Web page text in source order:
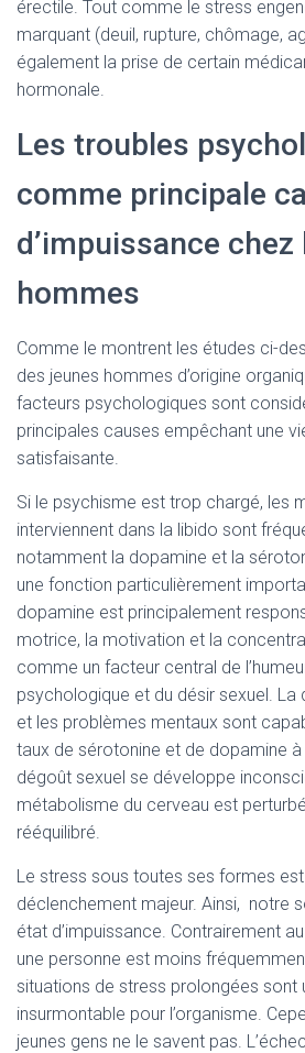
érectile. Tout comme le stress
marquant (deuil, rupture, chômage,
également la prise de certain
hormonale.
Les troubles
comme principale
d’impuissance chez
hommes
Comme le montrent les études ci-
des jeunes hommes d’origine
facteurs psychologiques sont
principales causes empêchant une
satisfaisante.
Si le psychisme est trop chargé, les
interviennent dans la libido sont
notamment la dopamine et la
une fonction particulièrement
dopamine est principalement
motrice, la motivation et la
comme un facteur central de
psychologique et du désir sexuel. La
et les problèmes mentaux sont
taux de sérotonine et de dopamine à
dégoût sexuel se développe
métabolisme du cerveau est
rééquilibré.
Le stress sous toutes ses formes
déclenchement majeur. Ainsi, notre
état d’impuissance. Contrairement
une personne est moins
situations de stress prolongées sont
insurmontable pour l’organisme.
jeunes gens ne le savent pas.